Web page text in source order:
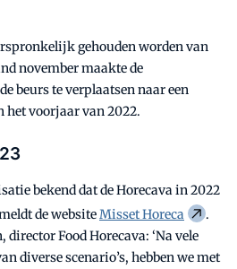
gehouden worden van
november maakte de
beurs te verplaatsen naar een
het voorjaar van 2022.
bekend dat de Horecava in 2022
de websiteMisset Horeca
.
Food Horecava: ‘Na vele
diverse scenario’s, hebben we met